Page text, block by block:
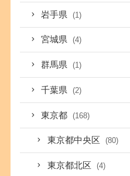
岩手県 (1)
宮城県 (4)
群馬県 (1)
千葉県 (2)
東京都 (168)
東京都中央区 (80)
東京都北区 (4)